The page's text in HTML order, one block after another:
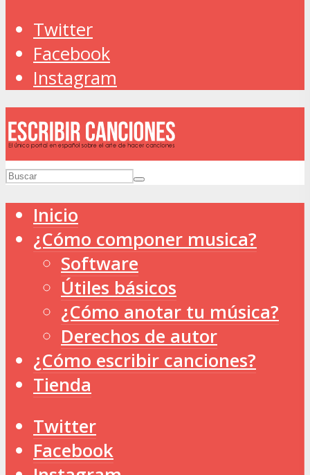
Twitter
Facebook
Instagram
Inicio
¿Cómo componer musica?
Software
Útiles básicos
¿Cómo anotar tu música?
Derechos de autor
¿Cómo escribir canciones?
Tienda
Twitter
Facebook